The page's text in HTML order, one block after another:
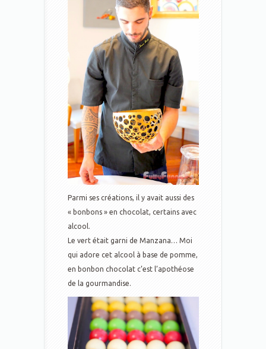
Parmi ses créations, il y avait aussi des
« bonbons » en chocolat, certains avec
alcool.
Le vert était garni de Manzana… Moi
qui adore cet alcool à base de pomme,
en bonbon chocolat c’est l’apothéose
de la gourmandise.